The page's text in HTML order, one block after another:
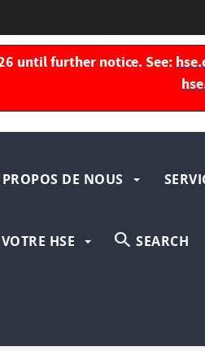
until further notice. See:
DE NOUS
VOTRE HSE SEARCH